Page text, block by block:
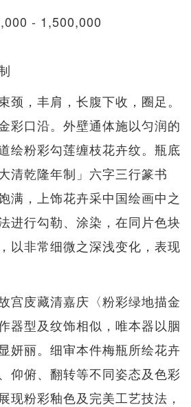
- 1,500,000
颈，丰肩，长腹下收，圈足。
彩口沿。外壁通体施以匀润的
绘粉彩勾莲缠枝花卉纹。瓶底
清乾隆年制」六字三行篆书
满，上饰花卉采中国绘画中之
进行勾勒、涂染，在同片色块
以非常细微之深浅变化，表现
宫庋藏清嘉庆〈粉彩绿地描金
器型及纹饰相似，唯本器以胭
妍丽。细审本件梅瓶所绘花卉
仰俯、翻转等不同姿态及色彩
现粉彩釉色及完美工艺技法，